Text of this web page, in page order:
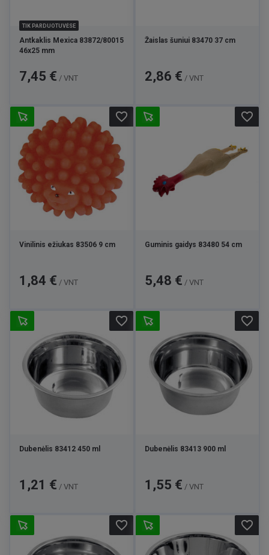
TIK PARDUOTUVĖSE
Antkaklis Mexica 83872/80015
46x25 mm
Kaina
7,45 € / VNT
Žaislas šuniui 83470 37 cm
Kaina
2,86 € / VNT
Vinilinis ežiukas 83506 9 cm
Kaina
1,84 € / VNT
favorite_border
Guminis gaidys 83480 54 cm
Kaina
5,48 € / VNT
favorite_border
Dubenėlis 83412 450 ml
Kaina
1,21 € / VNT
favorite_border
Dubenėlis 83413 900 ml
Kaina
1,55 € / VNT
favorite_border
favorite_border favorite_border